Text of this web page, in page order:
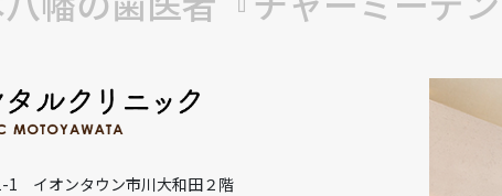
イオンタウン市川大和田２階